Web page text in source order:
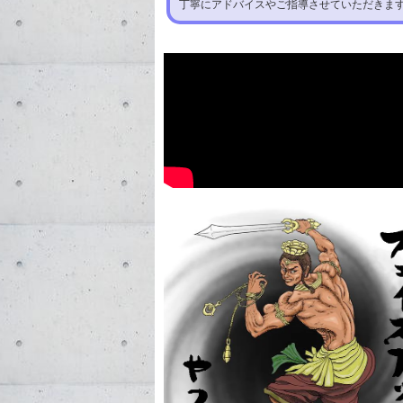
丁寧にアドバイスやご指導させていただきま